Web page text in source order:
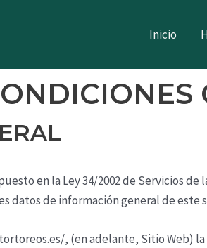
Inicio
en la Ley 34/2002 de Servicios
datos de información general de este
, (en adelante, Sitio Web)